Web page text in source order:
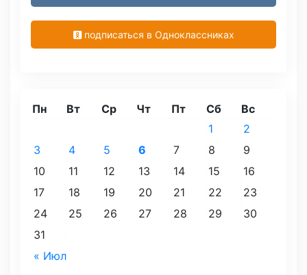
подписаться в Одноклассниках
Пн Вт Ср Чт Пт Сб Вс
« Июл
1
2
3
4 5 6 7 8
9
10
11 12 13 14 15
16
17
18 19 20 21 22
23
24
25 26 27 28 29
30
31